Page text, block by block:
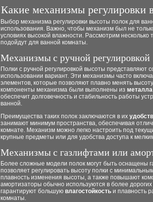
Какие механизмы регулировки
Выбор механизма регулировки высоты полок для
использования. Важно, чтобы механизм был не
условиях высокой влажности. Рассмотрим
подойдут для ванной комнаты.
Механизмы с ручной регулировкой
Полки с ручной регулировкой высоты представляют
использовании вариант. Эти механизмы часто
элементов, которые позволяют плавно менять
компоненты механизма были выполнены из металла
обеспечит долговечность и стабильность работы
ванной.
Преимущества таких полок заключаются в их
занимают минимум пространства, обеспечивая
комнате. Механизм можно легко настроить под
крупные предметы или для удобства доступа к
Механизмы с газлифтами или
Более сложные модели полок могут быть оснащены
позволяет регулировать высоту полки с
плавность изменения высоты, а также повышают
амортизаторы обычно используются в более
гарантируют большую влагостойкость и плавность
комнаты.